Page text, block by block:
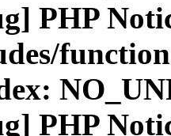
PHP
PHP